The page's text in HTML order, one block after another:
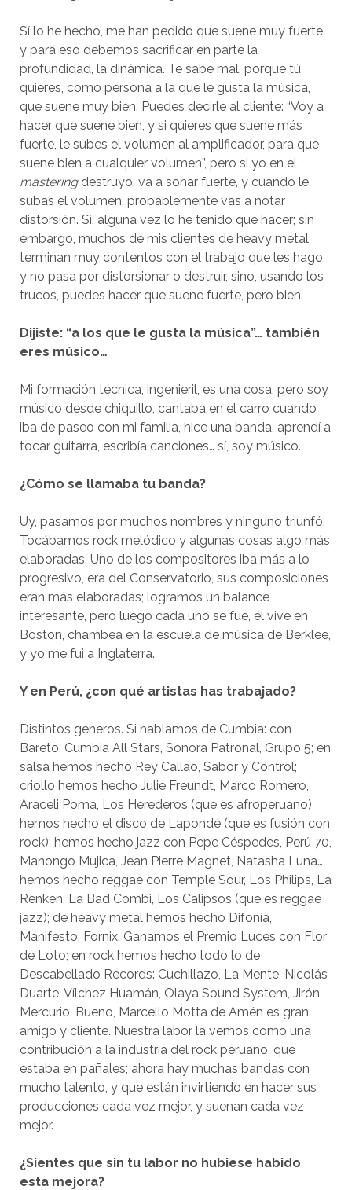
Sí lo he hecho, me han pedido que suene muy fuerte,
y para eso debemos sacrificar en parte la
profundidad, la dinámica. Te sabe mal, porque tú
quieres, como persona a la que le gusta la música,
que suene muy bien. Puedes decirle al cliente: “Voy a
hacer que suene bien, y si quieres que suene más
fuerte, le subes el volumen al amplificador, para que
suene bien a cualquier volumen”, pero si yo en el
mastering destruyo, va a sonar fuerte, y cuando le
subas el volumen, probablemente vas a notar
distorsión. Sí, alguna vez lo he tenido que hacer; sin
embargo, muchos de mis clientes de heavy metal
terminan muy contentos con el trabajo que les hago,
y no pasa por distorsionar o destruir, sino, usando los
trucos, puedes hacer que suene fuerte, pero bien.
Dijiste: “a los que le gusta la música”… también
eres músico…
Mi formación técnica, ingenieril, es una cosa, pero soy
músico desde chiquillo, cantaba en el carro cuando
iba de paseo con mi familia, hice una banda, aprendí a
tocar guitarra, escribía canciones… sí, soy músico.
¿Cómo se llamaba tu banda?
Uy, pasamos por muchos nombres y ninguno triunfó.
Tocábamos rock melódico y algunas cosas algo más
elaboradas. Uno de los compositores iba más a lo
progresivo, era del Conservatorio, sus composiciones
eran más elaboradas; logramos un balance
interesante, pero luego cada uno se fue, él vive en
Boston, chambea en la escuela de música de Berklee,
y yo me fui a Inglaterra.
Y en Perú, ¿con qué artistas has trabajado?
Distintos géneros. Si hablamos de Cumbia: con
Bareto, Cumbia All Stars, Sonora Patronal, Grupo 5; en
salsa hemos hecho Rey Callao, Sabor y Control;
criollo hemos hecho Julie Freundt, Marco Romero,
Araceli Poma, Los Herederos (que es afroperuano)
hemos hecho el disco de Lapondé (que es fusión con
rock); hemos hecho jazz con Pepe Céspedes, Perú 70,
Manongo Mujica, Jean Pierre Magnet, Natasha Luna…
hemos hecho reggae con Temple Sour, Los Philips, La
Renken, La Bad Combi, Los Calipsos (que es reggae
jazz); de heavy metal hemos hecho Difonía,
Manifesto, Fornix. Ganamos el Premio Luces con Flor
de Loto; en rock hemos hecho todo lo de
Descabellado Records: Cuchillazo, La Mente, Nicolás
Duarte, Vílchez Huamán, Olaya Sound System, Jirón
Mercurio. Bueno, Marcello Motta de Amén es gran
amigo y cliente. Nuestra labor la vemos como una
contribución a la industria del rock peruano, que
estaba en pañales; ahora hay muchas bandas con
mucho talento, y que están invirtiendo en hacer sus
producciones cada vez mejor, y suenan cada vez
mejor.
¿Sientes que sin tu labor no hubiese habido
esta mejora?